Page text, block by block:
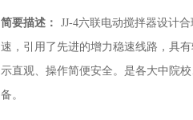
简要描述：
JJ-4六联电动搅拌器设计
速，引用了先进的增力稳速线路，具
示直观、操作简便安全。是各大中院
备。